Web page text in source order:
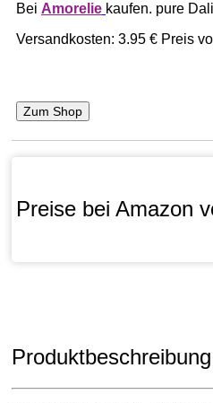
Bei Amorelie kaufen. pure
Versandkosten: 3.95 € Preis
Zum Shop
Preise bei Amazon
Produktbeschreibung